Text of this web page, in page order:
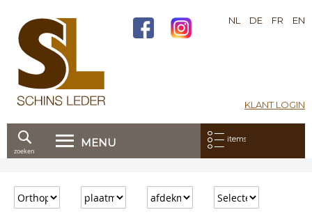
KLANT LOGIN
NL DE FR EN
MENU Mijn bestelling:
items
door
naar
zoeken